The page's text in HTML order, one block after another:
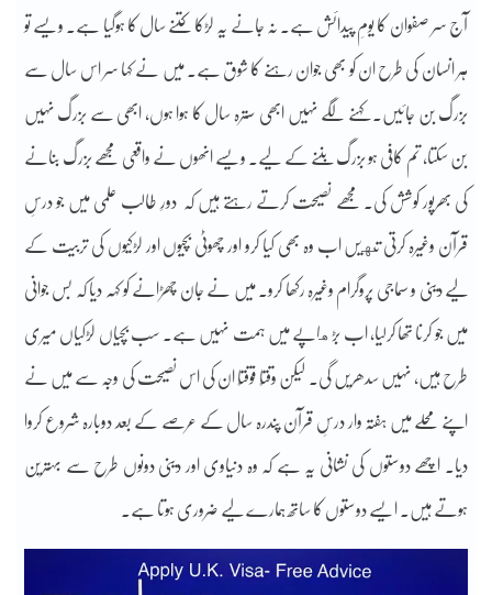
آج سر صفوان کا یومِ پیدائش ہے۔ نہ جانے یہ لڑکا کتنے سال کا ہوگیا ہے۔ ویسے تو
ہر انسان کی طرح ان کو بھی جوان رہنے کا شوق ہے۔ میں نے کہا سر اس سال سے
بزرگ بن جائیں۔ کہنے لگے نہیں ابھی سترہ سال کا ہوا ہوں، ابھی سے بزرگ نہیں
بن سکتا، تم کافی ہو بزرگ بننے کے لیے۔ ویسے انھوں نے واقعی مجھے بزرگ بنانے
کی بھرپور کوشش کی۔ مجھے نصیحت کرتے رہتے ہیں کہ دورِ طالب علمی میں جو درسِ
قرآن وغیرہ کرتی تهیں اب وہ بھی کیا کرو اور چھوٹی بچیوں اور لڑکیوں کی تربیت کے
لیے دینی و سماجی پروگرام وغیرہ رکھا کرو۔ میں نے جان چھڑانے کو کہہ دیا کہ بس جوانی
میں جو کرنا تھا کرلیا، اب بڑهاپے میں ہمت نہیں ہے۔ سب بچیاں لڑکیاں میری
طرح ہیں، نہیں سدھریں گی۔ لیکن وقتًا فوقتًا ان کی اس نصیحت کی وجہ سے میں نے
اپنے محلے میں ہفتہ وار درسِ قرآن پندرہ سال کے عرصے کے بعد دوبارہ شروع کروا
دیا۔ اچھے دوستوں کی نشانی یہ ہے کہ وہ دنیاوی اور دینی دونوں طرح سے بہترین
ہوتے ہیں۔ ایسے دوستوں کا ساتھ ہمارے لیے ضروری ہوتا ہے۔